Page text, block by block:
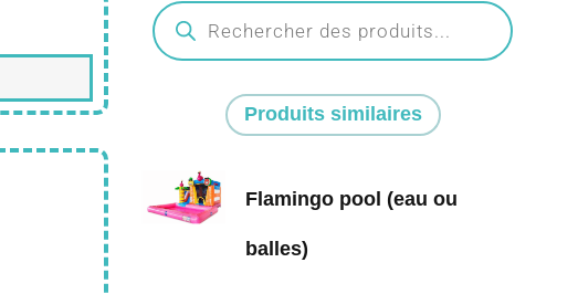
Produits similaires
Flamingo pool (eau ou
balles)